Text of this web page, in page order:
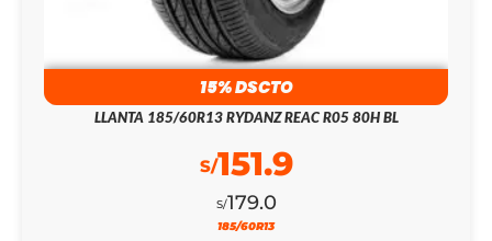
15% DSCTO
LLANTA 185/60R13 RYDANZ REAC R05 80H BL
S/179.0
S/151.9
185/60R13